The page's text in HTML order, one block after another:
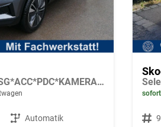
Selection 1.5 TSI DSG*ACC*PDC*KAMERA*TEMPOMAT*LED*SMARTLINK*KLIMA*RADIO*17-ZOLL
Getriebe Automatik
Fahrzeugnr.